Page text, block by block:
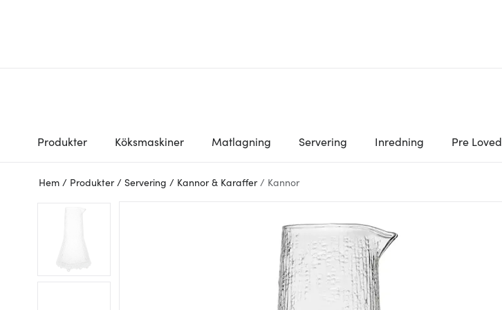
Produkter Köksmaskiner Matlagning Servering Inredning Pre Loved
Hem / Produkter / Servering / Kannor & Karaffer / Kannor